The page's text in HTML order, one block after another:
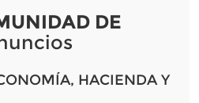
DE
HACIENDA Y